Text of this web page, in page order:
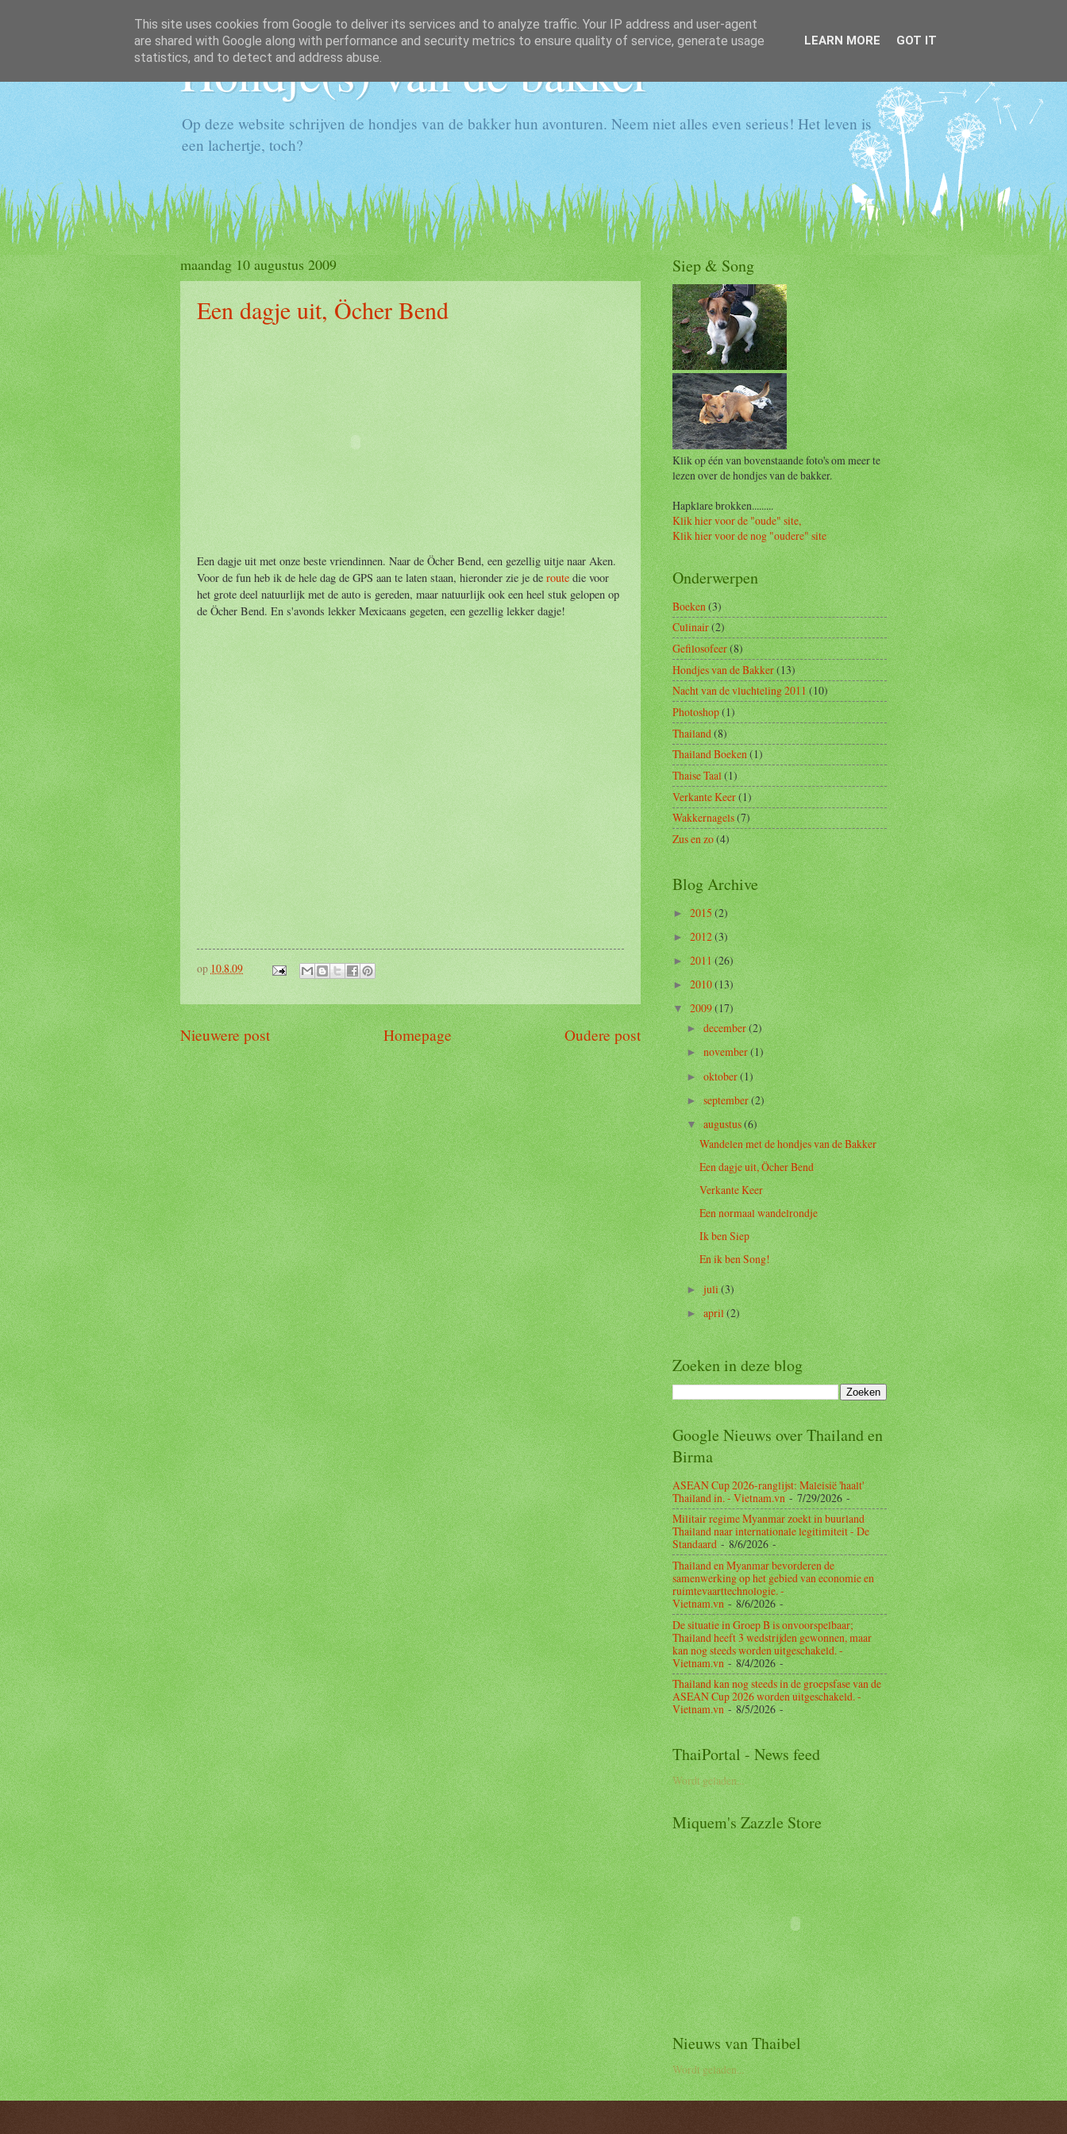
Hondje(s) van de bakker
Op deze website schrijven de hondjes van de bakker hun avonturen. Neem niet alles even serieus! Het leven is
een lachertje, toch?
maandag 10 augustus 2009
Een dagje uit, Öcher Bend
Een dagje uit met onze beste vriendinnen. Naar de Öcher Bend, een gezellig uitje naar Aken.
Voor de fun heb ik de hele dag de GPS aan te laten staan, hieronder zie je de route die voor
het grote deel natuurlijk met de auto is gereden, maar natuurlijk ook een heel stuk gelopen op
de Öcher Bend. En s'avonds lekker Mexicaans gegeten, een gezellig lekker dagje!
op 10.8.09
Nieuwere post Oudere post
Homepage
Siep & Song
Klik op één van bovenstaande foto's om meer te
lezen over de hondjes van de bakker.
Hapklare brokken.........
Klik hier voor de "oude" site,
Klik hier voor de nog "oudere" site
Onderwerpen
Boeken(3)
Culinair(2)
Gefilosofeer(8)
Hondjes van de Bakker(13)
Nacht van de vluchteling 2011(10)
Photoshop(1)
Thailand(8)
Thailand Boeken(1)
Thaise Taal(1)
Verkante Keer(1)
Wakkernagels(7)
Zus en zo(4)
Blog Archive
►2015(2)
►2012(3)
►2011(26)
►2010(13)
▼2009(17)
►december(2)
►november(1)
►oktober(1)
►september(2)
▼augustus(6)
Wandelen met de hondjes van de Bakker
Een dagje uit, Öcher Bend
Verkante Keer
Een normaal wandelrondje
Ik ben Siep
En ik ben Song!
►juli(3)
►april(2)
Zoeken in deze blog
Google Nieuws over Thailand en
Birma
ASEAN Cup 2026-ranglijst: Maleisië 'haalt'
Thailand in. - Vietnam.vn- 7/29/2026-
Militair regime Myanmar zoekt in buurland
Thailand naar internationale legitimiteit - De
Standaard- 8/6/2026-
Thailand en Myanmar bevorderen de
samenwerking op het gebied van economie en
ruimtevaarttechnologie. -
Vietnam.vn- 8/6/2026-
De situatie in Groep B is onvoorspelbaar;
Thailand heeft 3 wedstrijden gewonnen, maar
kan nog steeds worden uitgeschakeld. -
Vietnam.vn- 8/4/2026-
Thailand kan nog steeds in de groepsfase van de
ASEAN Cup 2026 worden uitgeschakeld. -
Vietnam.vn- 8/5/2026-
ThaiPortal - News feed
Wordt geladen...
Miquem's Zazzle Store
Nieuws van Thaibel
Wordt geladen...
This site uses cookies from Google to deliver its services and to analyze traffic. Your IP address and user-agent
are shared with Google along with performance and security metrics to ensure quality of service, generate usage
statistics, and to detect and address abuse.
LEARN MORE GOT IT